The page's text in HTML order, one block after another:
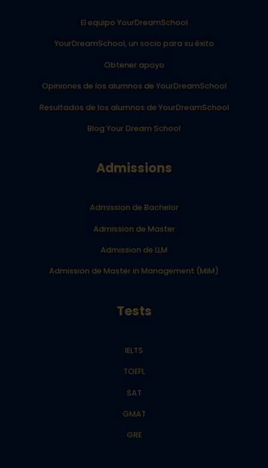
El equipo YourDreamSchool
YourDreamSchool, un socio para su éxito
Obtener apoyo
Opiniones de los alumnos de YourDreamSchool
Resultados de los alumnos de YourDreamSchool
Blog Your Dream School
Admissions
Admission de Bachelor
Admission de Master
Admission de LLM
Admission de Master in Management (MiM)
Tests
IELTS
TOEFL
SAT
GMAT
GRE